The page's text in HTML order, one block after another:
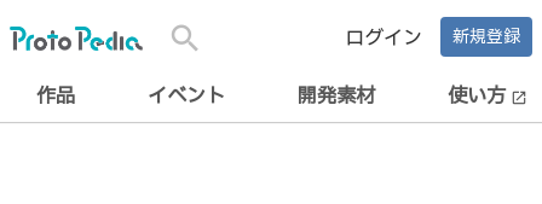
search ログイン 新規登録
作品 イベント 開発素材 使い方 open_in_new